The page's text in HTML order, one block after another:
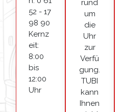
52 - 17
98 90
Kernz
eit:
8:00
bis
12:00
Uhr
rund
um
die
Uhr
zur
Verfü
gung.
TUBI
kann
Ihnen